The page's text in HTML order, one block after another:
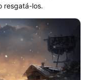
resgatá-los.